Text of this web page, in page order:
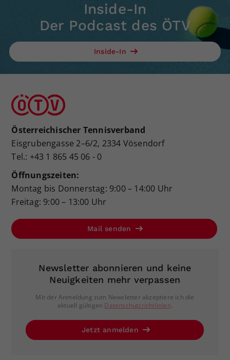
Inside-In
Der Podcast des ÖTV
Inside-In
Österreichischer Tennisverband
Eisgrubengasse 2–6/2, 2334 Vösendorf
Tel.: +43 1 865 45 06 - 0
Öffnungszeiten:
Montag bis Donnerstag: 9:00 – 14:00 Uhr
Freitag: 9:00 – 13:00 Uhr
Mail senden
Newsletter abonnieren und keine
Neuigkeiten mehr verpassen
Mit der Anmeldung zum Newsletter akzeptiere ich die
aktuell gültigen Datenschutzrichtlinien.
Jetzt anmelden